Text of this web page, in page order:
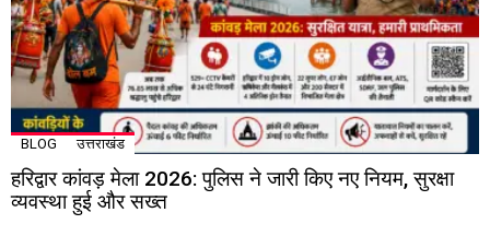
BLOG उत्तराखंड
हरिद्वार कांवड़ मेला 2026: पुलिस ने जारी किए नए नियम, सुरक्षा
व्यवस्था हुई और सख्त